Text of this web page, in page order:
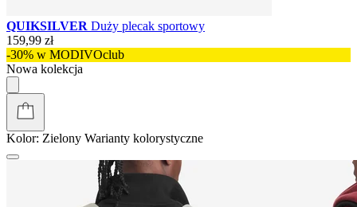
QUIKSILVER Duży plecak sportowy
159,99 zł
-30% w MODIVOclub
Nowa kolekcja
Kolor: Zielony Warianty kolorystyczne